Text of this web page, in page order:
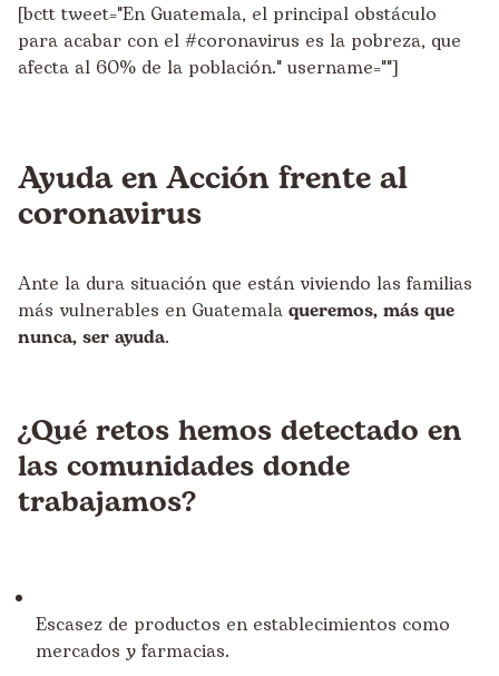
[bctt tweet="En Guatemala, el principal obstáculo
para acabar con el #coronavirus es la pobreza, que
afecta al 60% de la población." username=""]
Ayuda en Acción frente al
coronavirus
Ante la dura situación que están viviendo las familias
más vulnerables en Guatemala queremos, más que
nunca, ser ayuda.
¿Qué retos hemos detectado en
las comunidades donde
trabajamos?
Escasez de productos en establecimientos como
mercados y farmacias.